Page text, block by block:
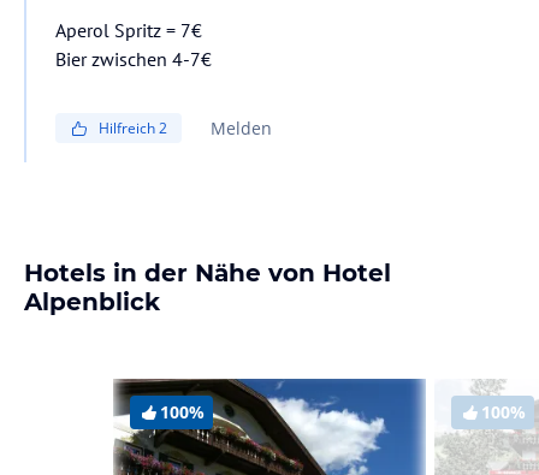
Aperol Spritz = 7€
Bier zwischen 4-7€
Hilfreich2 Melden
Hotels in der Nähe von Hotel
Alpenblick
100% 100%